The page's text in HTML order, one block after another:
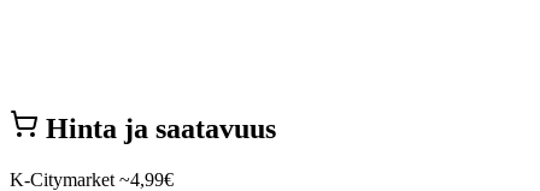
Hinta ja saatavuus
K-Citymarket ~4,99€